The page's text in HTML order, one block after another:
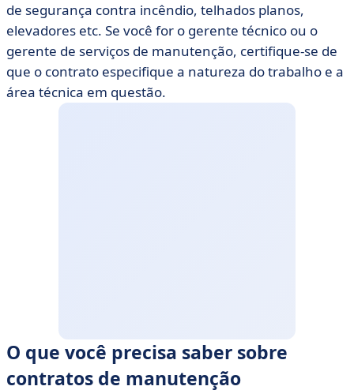
de segurança contra incêndio, telhados planos,
elevadores etc. Se você for o gerente técnico ou o
gerente de serviços de manutenção, certifique-se de
que o contrato especifique a natureza do trabalho e a
área técnica em questão.
O que você precisa saber sobre
contratos de manutenção